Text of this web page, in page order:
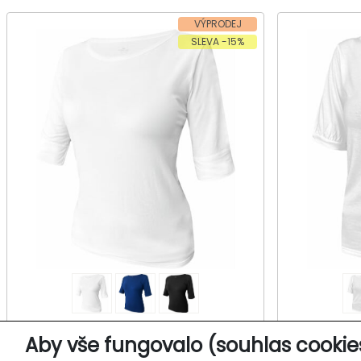
Aby vše fungovalo (souhlas
VÝPRODEJ
SLEVA -15%
Dámské tričko, krátký rukáv
KUSELA 801